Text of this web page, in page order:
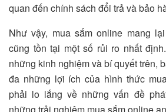
quan đến chính sách đổi trả và bảo
Như vậy, mua sắm online mang
cũng tồn tại một số rủi ro nhất
những kinh nghiệm và bí quyết trên,
đa những lợi ích của hình thức
phải lo lắng về những vấn đề
những trải nghiệm mua sắm online